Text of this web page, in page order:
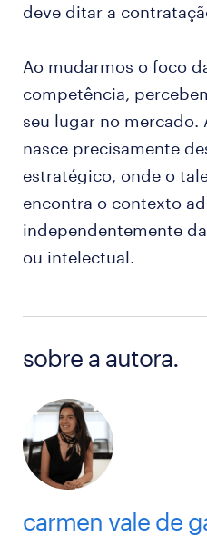
deve ditar a
Ao mudarmos o foco
competência,
seu lugar no
nasce precisamente
estratégico, onde o
encontra o contexto
independentemente
ou intelectual.
sobre a autora.
carmen vale de